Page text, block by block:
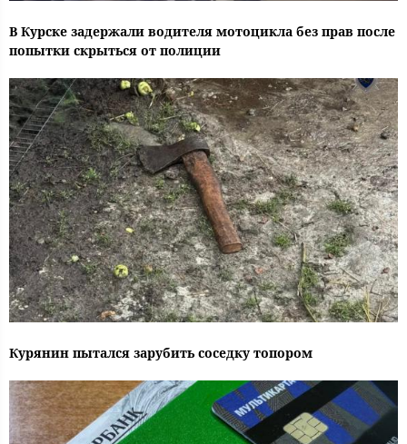
В Курске задержали водителя мотоцикла без прав после
попытки скрыться от полиции
Курянин пытался зарубить соседку топором